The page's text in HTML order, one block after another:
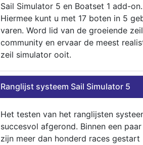
Sail Simulator 5 en Boatset 1 add-on.
Hiermee kunt u met 17 boten in 5
varen. Word lid van de groeiende zeil
community en ervaar de meest
zeil simulator ooit.
Ranglijst systeem Sail Simulator 5
Het testen van het ranglijsten
succesvol afgerond. Binnen een
zijn meer dan honderd races gestart